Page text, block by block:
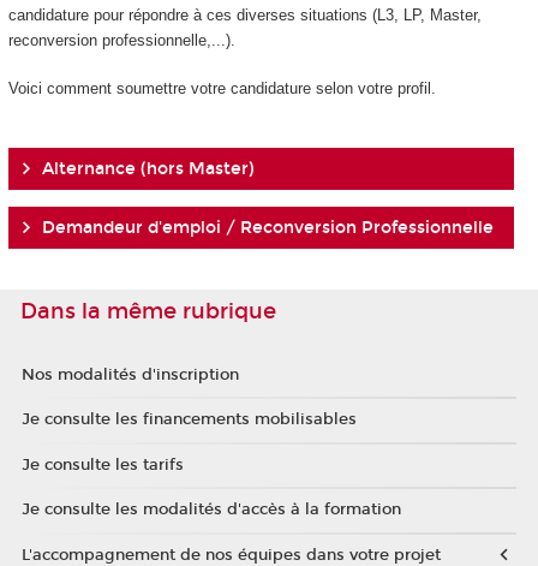
candidature pour répondre à ces diverses situations (L3, LP, Master,
reconversion professionnelle,...).
Voici comment soumettre votre candidature selon votre profil.
Alternance (hors Master)
Demandeur d'emploi / Reconversion Professionnelle
Dans la même rubrique
Nos modalités d'inscription
Je consulte les financements mobilisables
Je consulte les tarifs
Je consulte les modalités d'accès à la formation
L'accompagnement de nos équipes dans votre projet